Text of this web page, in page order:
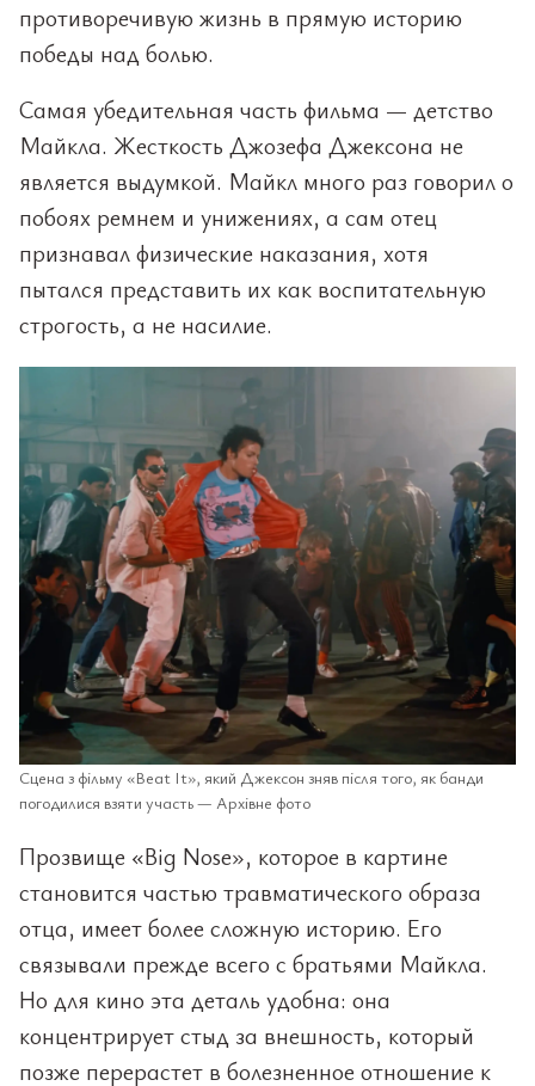
противоречивую жизнь в прямую историю
победы над болью.
Самая убедительная часть фильма — детство
Майкла. Жесткость Джозефа Джексона не
является выдумкой. Майкл много раз говорил о
побоях ремнем и унижениях, а сам отец
признавал физические наказания, хотя
пытался представить их как воспитательную
строгость, а не насилие.
Сцена з фільму «Beat It», який Джексон зняв після того, як банди
погодилися взяти участь — Архівне фото
Прозвище «Big Nose», которое в картине
становится частью травматического образа
отца, имеет более сложную историю. Его
связывали прежде всего с братьями Майкла.
Но для кино эта деталь удобна: она
концентрирует стыд за внешность, который
позже перерастет в болезненное отношение к